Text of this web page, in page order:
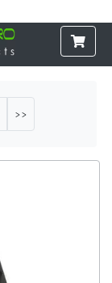
>>